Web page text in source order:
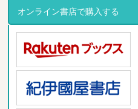
オンライン書店で購入する